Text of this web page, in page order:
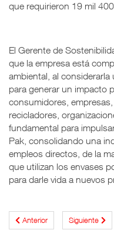
que requirieron 19 mil
El Gerente de
que la empresa está
ambiental, al
para generar un impacto
consumidores,
recicladores,
fundamental para
Pak, consolidando una
empleos directos, de la
que utilizan los envases
para darle vida a nuevos
Anterior Siguiente